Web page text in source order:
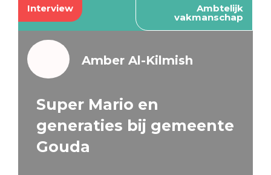
Interview Ambtelijk
vakmanschap
Amber Al-Kilmish
Super Mario en
generaties bij gemeente
Gouda